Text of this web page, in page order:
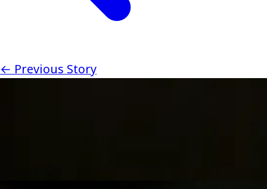
← Previous Story